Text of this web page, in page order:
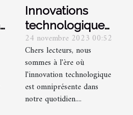
Innovations
technologiques
: Les gadgets
tendance à offrir
en cadeau
24 novembre 2023 00:52
Chers lecteurs, nous
sommes à l'ère où
l'innovation technologique
est omniprésente dans
notre quotidien....